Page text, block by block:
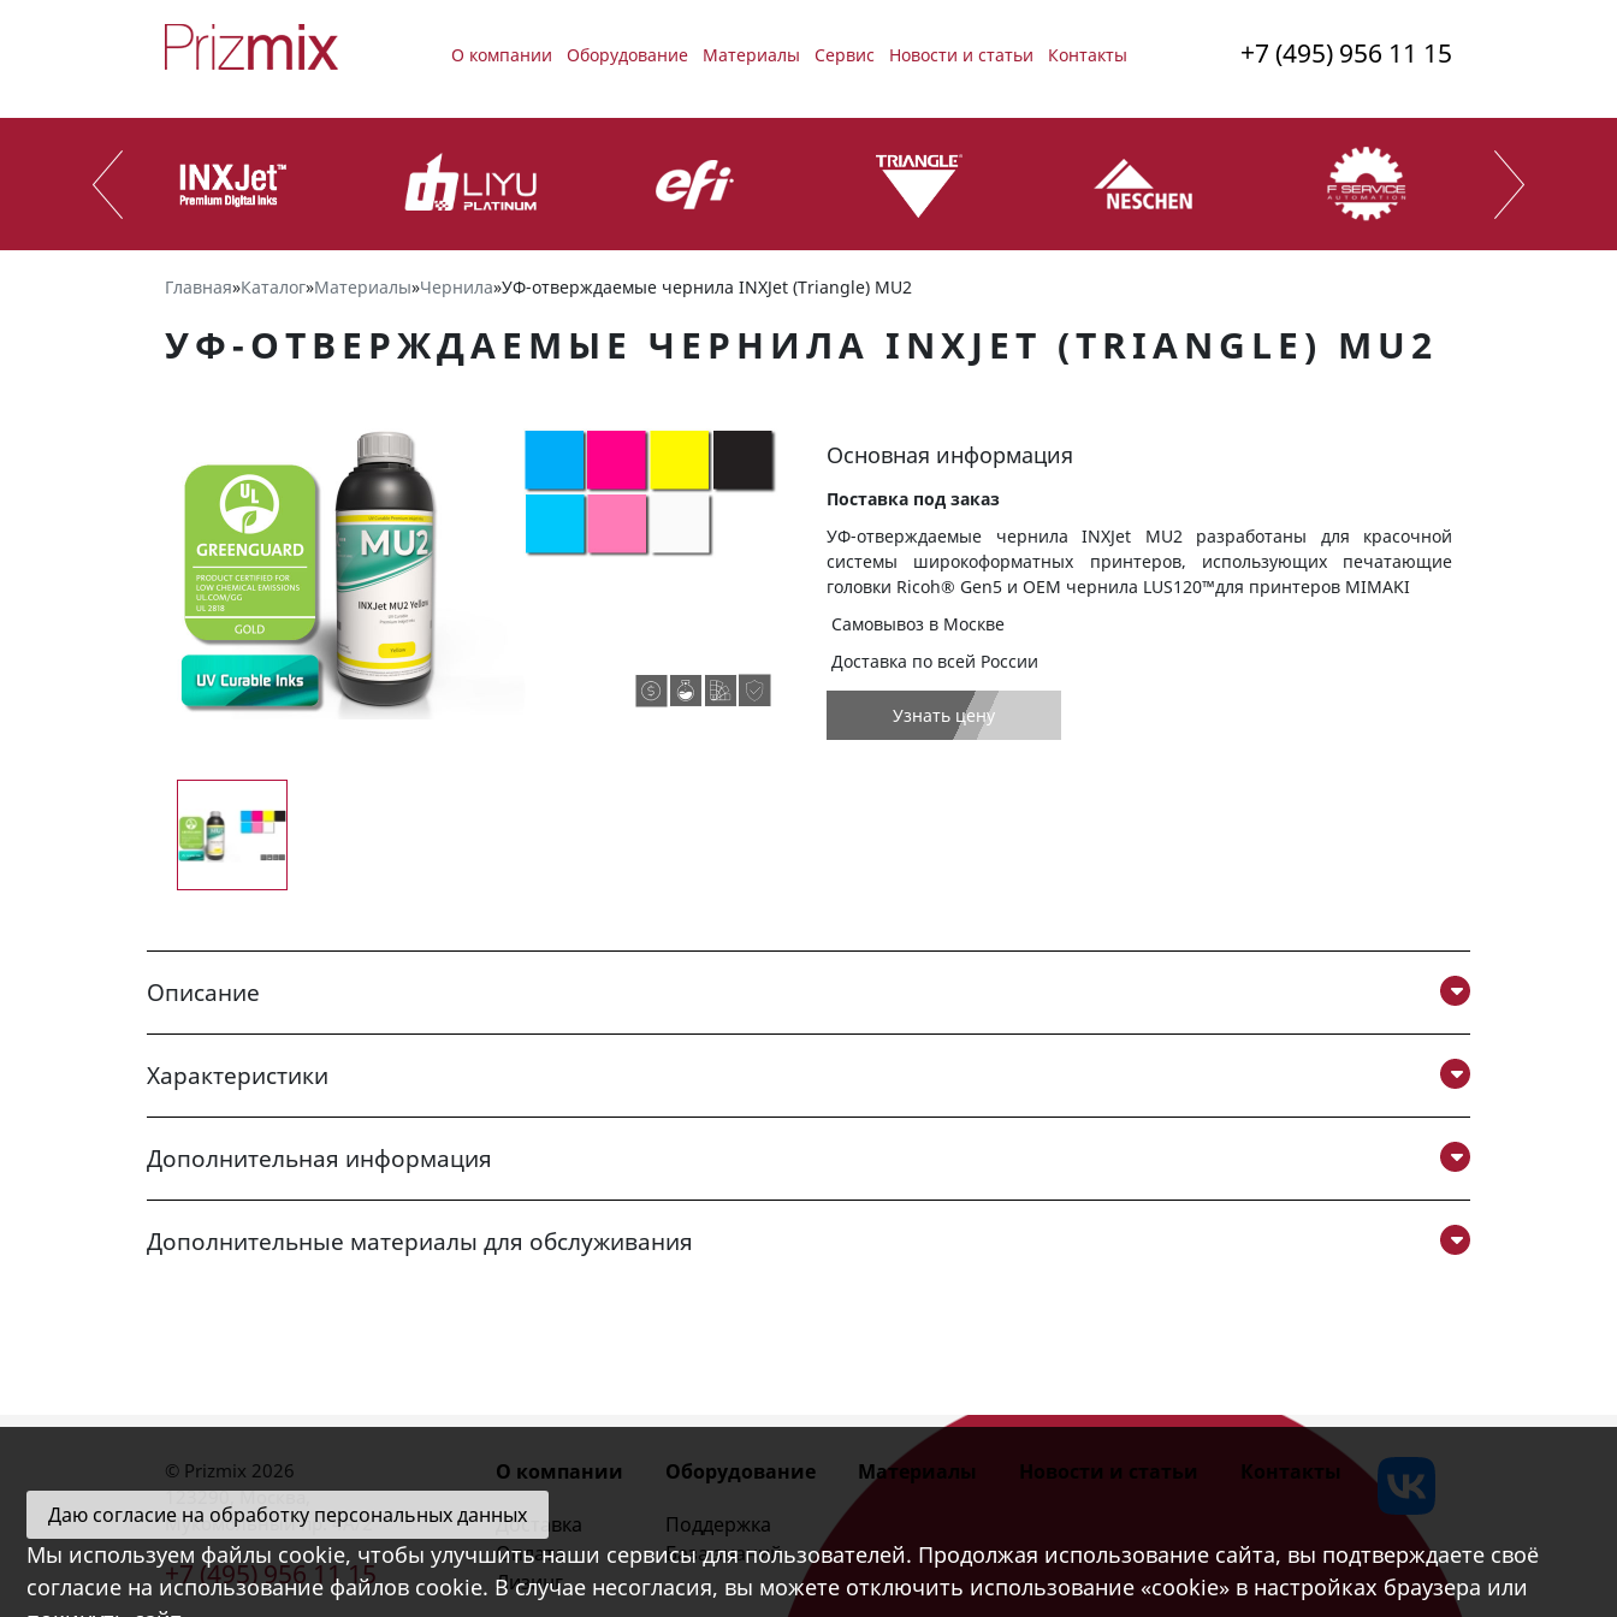
О компании Оборудование Материалы Сервис Новости и статьи Контакты +7 (495) 956 11 15
Главная»Каталог»Материалы»Чернила»УФ-отверждаемые чернила INXJet (Triangle) MU2
УФ-ОТВЕРЖДАЕМЫЕ ЧЕРНИЛА INXJET (TRIANGLE) MU2
Основная информация
Поставка под заказ
УФ-отверждаемые чернила INXJet MU2 разработаны для красочной
системы широкоформатных принтеров, использующих печатающие
головки Ricoh® Gen5 и OEM чернила LUS120™для принтеров MIMAKI
Самовывоз в Москве
Доставка по всей России
Узнать цену
Описание
Характеристики
Дополнительная информация
Дополнительные материалы для обслуживания
© Prizmix 2026
123290,Москва,
Мукомольный пр. 4А/2
+7 (495) 956 11 15
О компании
Доставка
Оплата
Лизинг
Оборудование
Поддержка
База знаний
Материалы Новости и статьи
Контакты
Даю согласие на обработку персональных данных
Мы используем файлы cookie, чтобы улучшить наши сервисы для пользователей. Продолжая использование сайта, вы подтверждаете своё
согласие на использование файлов cookie. В случае несогласия, вы можете отключить использование «cookie» в настройках браузера или